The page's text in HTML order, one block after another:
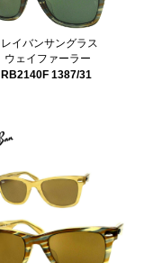
レイバンサングラス
ウェイファーラー
RB2140F 1387/31